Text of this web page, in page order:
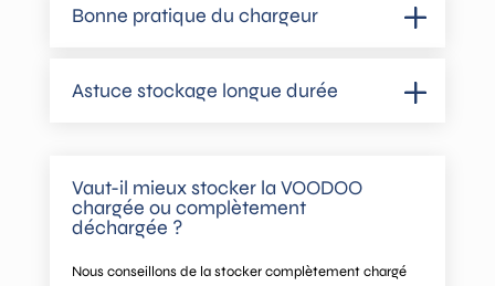
Bonne pratique du chargeur
Astuce stockage longue durée
Vaut-il mieux stocker la VOODOO
chargée ou complètement
déchargée ?
Nous conseillons de la stocker complètement chargé